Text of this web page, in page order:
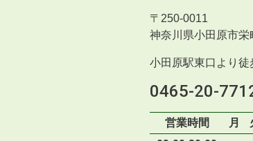
〒 250-0011
神奈川県小田原市
小田原駅東口より徒
0465-20-
営業時間 月